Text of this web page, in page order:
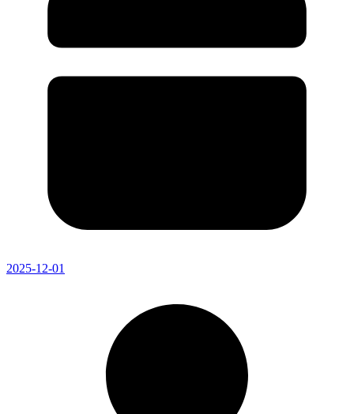
2025-12-01